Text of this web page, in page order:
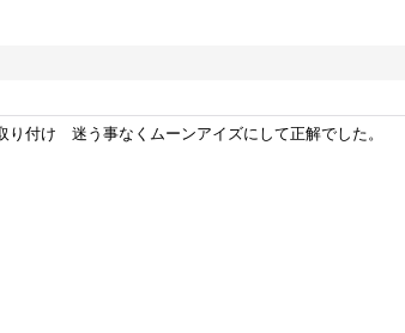
付け 迷う事なくムーンアイズにして正解でした。